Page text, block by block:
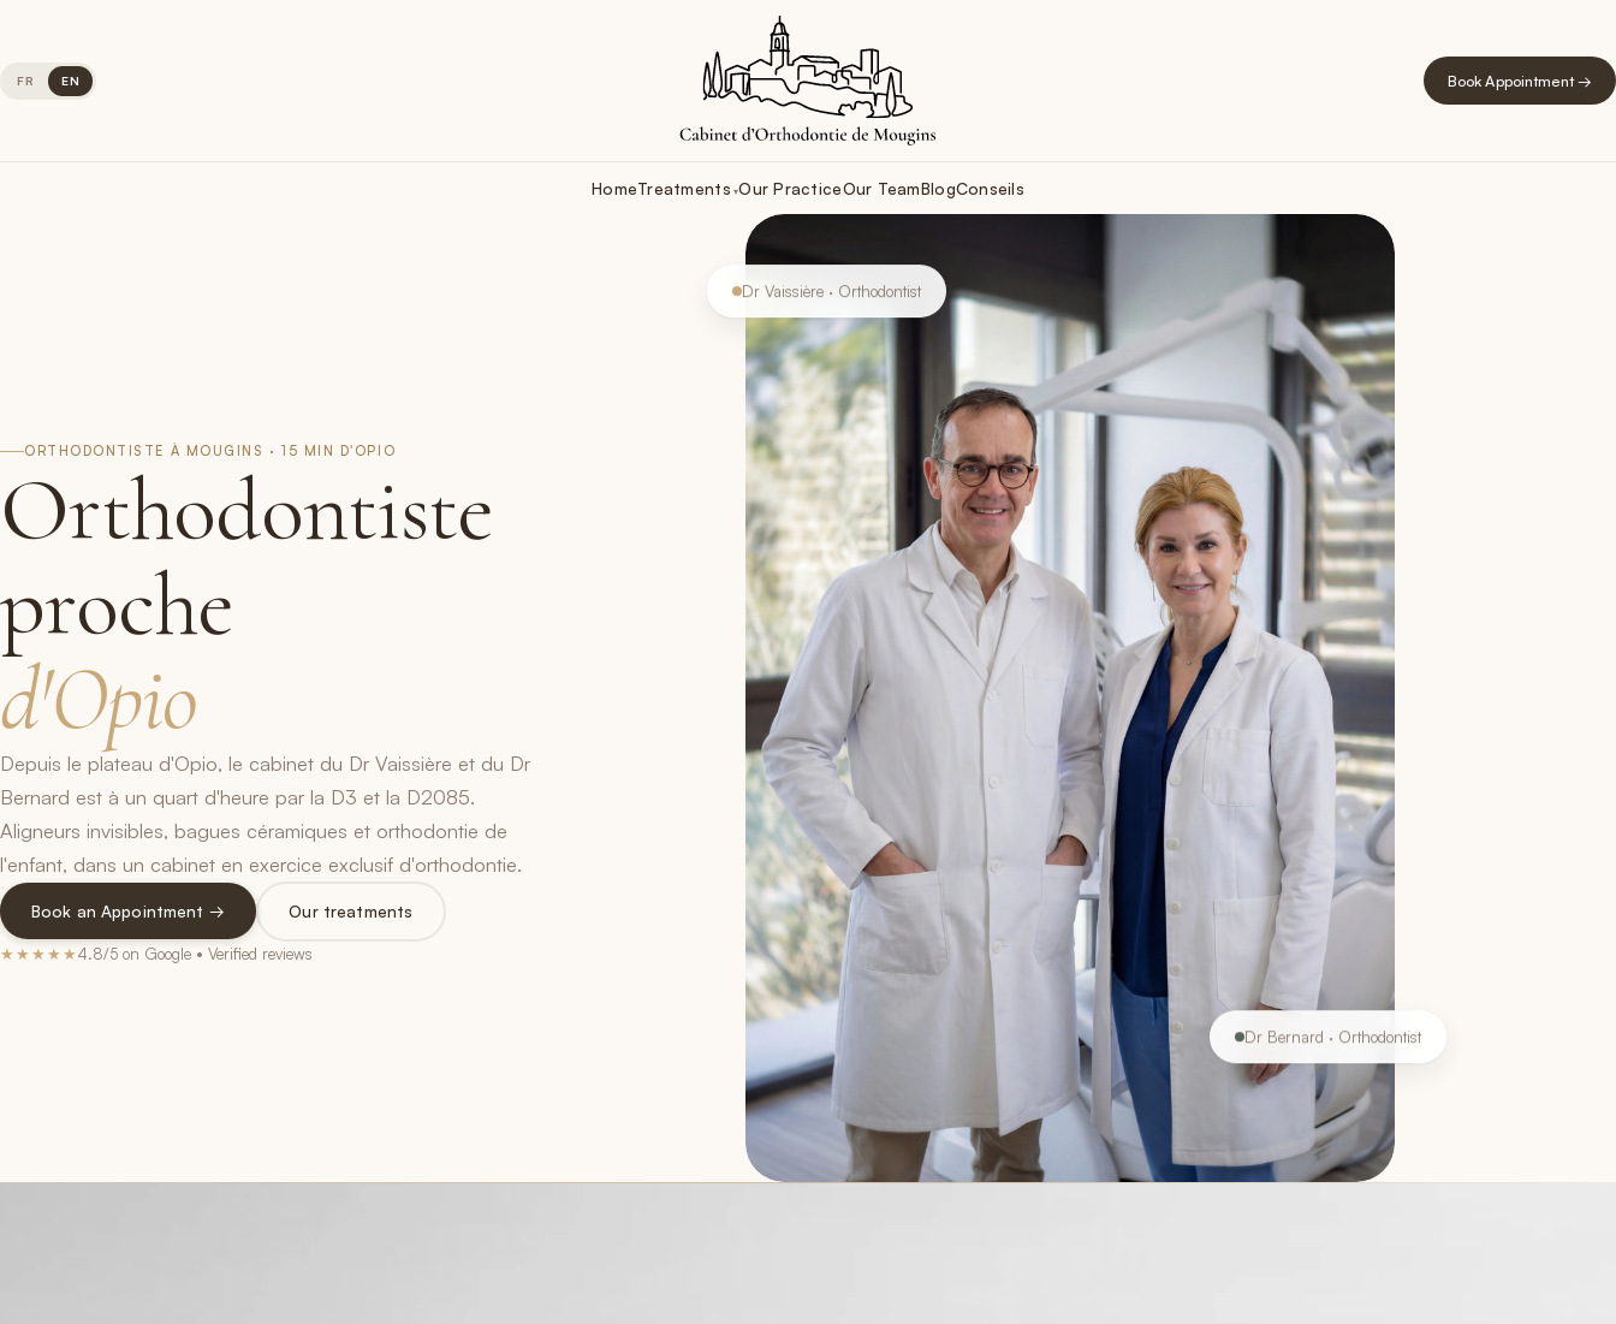
FR EN Book Appointment →
HomeTreatments Our PracticeOur TeamBlogConseils
ORTHODONTISTE À MOUGINS · 15 MIN D'OPIO
Orthodontiste
proche
d'Opio
Depuis le plateau d'Opio, le cabinet du Dr Vaissière et du Dr
Bernard est à un quart d'heure par la D3 et la D2085.
Aligneurs invisibles, bagues céramiques et orthodontie de
l'enfant, dans un cabinet en exercice exclusif d'orthodontie.
Book an Appointment → Our treatments
★★★★★4.8/5 on Google • Verified reviews
Dr Bernard · Orthodontist
Dr Vaissière · Orthodontist